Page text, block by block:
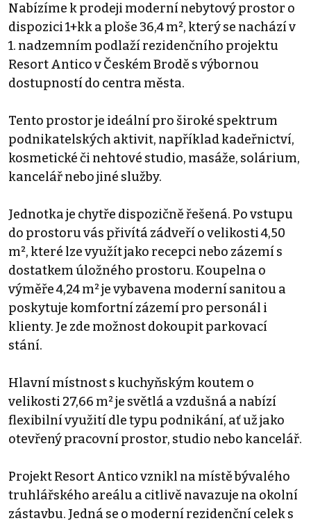
Nabízíme k prodeji moderní nebytový prostor o
dispozici 1+kk a ploše 36,4 m², který se nachází v
1. nadzemním podlaží rezidenčního projektu
Resort Antico v Českém Brodě s výbornou
dostupností do centra města.
Tento prostor je ideální pro široké spektrum
podnikatelských aktivit, například kadeřnictví,
kosmetické či nehtové studio, masáže, solárium,
kancelář nebo jiné služby.
Jednotka je chytře dispozičně řešená. Po vstupu
do prostoru vás přivítá zádveří o velikosti 4,50
m², které lze využít jako recepci nebo zázemí s
dostatkem úložného prostoru. Koupelna o
výměře 4,24 m² je vybavena moderní sanitou a
poskytuje komfortní zázemí pro personál i
klienty. Je zde možnost dokoupit parkovací
stání.
Hlavní místnost s kuchyňským koutem o
velikosti 27,66 m² je světlá a vzdušná a nabízí
flexibilní využití dle typu podnikání, ať už jako
otevřený pracovní prostor, studio nebo kancelář.
Projekt Resort Antico vznikl na místě bývalého
truhlářského areálu a citlivě navazuje na okolní
zástavbu. Jedná se o moderní rezidenční celek s